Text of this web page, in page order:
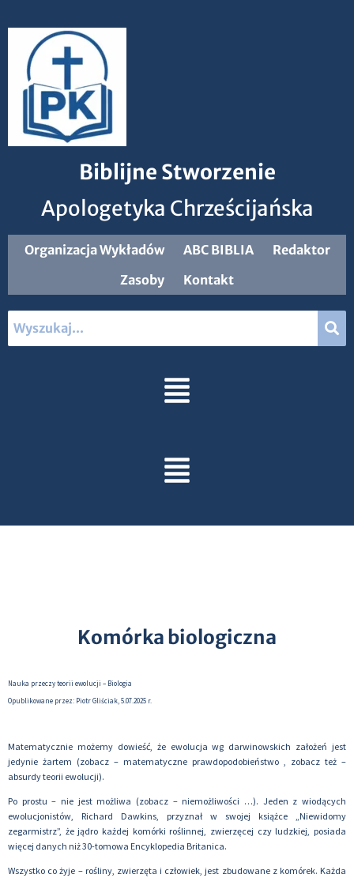
Biblijne Stworzenie
Apologetyka Chrześcijańska
Organizacja Wykładów ABC BIBLIA
Redaktor
Zasoby
Kontakt
Komórka biologiczna
Nauka przeczy teorii ewolucji – Biologia
Opublikowane przez: Piotr Gliściak, 5.07.2025 r.
Matematycznie możemy dowieść, że ewolucja wg darwinowskich założeń jest
jedynie żartem (zobacz – matematyczne prawdopodobieństwo , zobacz też –
absurdy teorii ewolucji).
Po prostu – nie jest możliwa (zobacz – niemożliwości …). Jeden z wiodących
ewolucjonistów, Richard Dawkins, przyznał w swojej książce „Niewidomy
zegarmistrz”, że jądro każdej komórki roślinnej, zwierzęcej czy ludzkiej, posiada
więcej danych niż 30-tomowa Encyklopedia Britanica.
Wszystko co żyje – rośliny, zwierzęta i człowiek, jest zbudowane z komórek. Każda